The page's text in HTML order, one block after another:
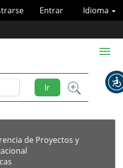
Idioma
Entrar
Ir
Toggle
de Proyectos y